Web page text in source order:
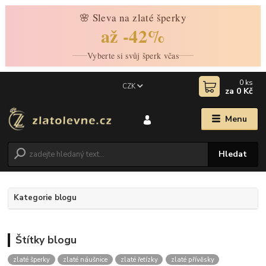
🌸 Sleva na zlaté šperky
až -42%
Vyberte si svůj šperk včas
Menu
CZK
Hledat
0 ks
za 0 Kč
Kategorie blogu
Štítky blogu
zlaté šperky zlaté náušnice zlaté řetízky
zlaté přívěsky